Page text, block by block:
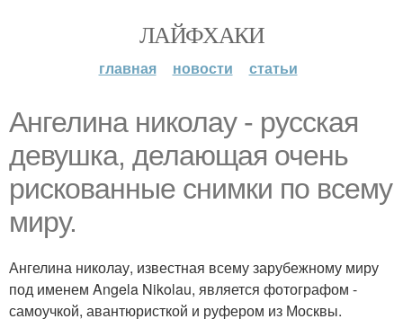
ЛАЙФХАКИ
главная новости статьи
Ангелина николау - русская
девушка, делающая очень
рискованные снимки по всему
миру.
Ангелина николау, известная всему зарубежному миру
под именем Angela Nikolau, является фотографом -
самоучкой, авантюристкой и руфером из Москвы.